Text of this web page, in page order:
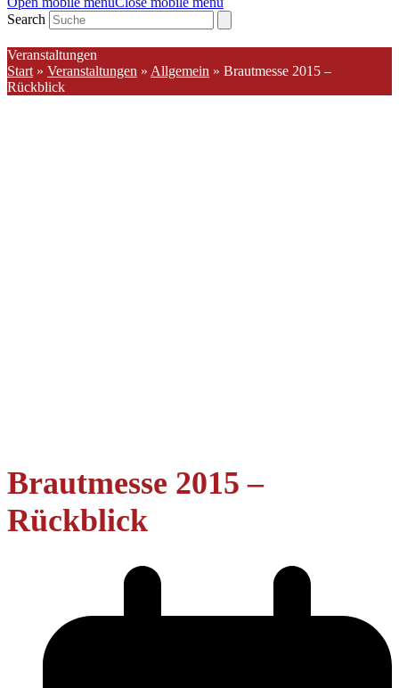
Search
Veranstaltungen
Start » Veranstaltungen » Allgemein » Brautmesse 2015 –
Rückblick
Brautmesse 2015 –
Rückblick